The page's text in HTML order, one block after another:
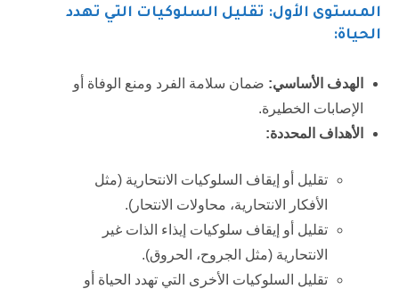
المستوى الأول: تقليل السلوكيات التي تهدد
الحياة:
الهدف الأساسي: ضمان سلامة الفرد ومنع الوفاة أو
الإصابات الخطيرة.
الأهداف المحددة:
تقليل أو إيقاف السلوكيات الانتحارية (مثل
الأفكار الانتحارية، محاولات الانتحار).
تقليل أو إيقاف سلوكيات إيذاء الذات غير
الانتحارية (مثل الجروح، الحروق).
تقليل السلوكيات الأخرى التي تهدد الحياة أو